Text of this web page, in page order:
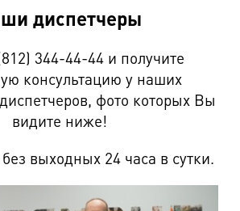
диспетчеры
344-44-44 и получите
консультацию у наших
фото которых Вы
видите ниже!
выходных 24 часа в сутки.